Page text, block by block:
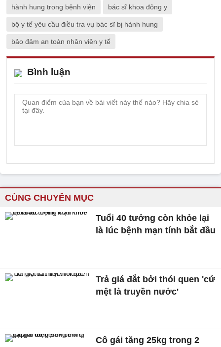
hành hung trong bệnh viện bác sĩ khoa đông y
bộ y tế yêu cầu điều tra vụ bác sĩ bị hành hung
bảo đảm an toàn nhân viên y tế
Bình luận
CÙNG CHUYÊN MỤC
Tuổi 40 tưởng còn khỏe lại
là lúc bệnh mạn tính bắt đầu
Trả giá đắt bởi thói quen 'cứ
mệt là truyền nước'
Cô gái tăng 25kg trong 2